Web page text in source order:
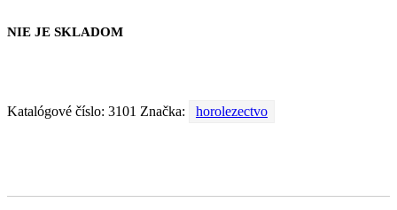
NIE JE SKLADOM
Katalógové číslo: 3101 Značka: horolezectvo